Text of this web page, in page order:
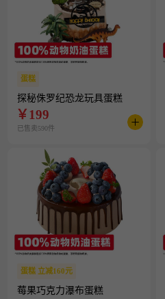
蛋糕
探秘侏罗纪恐龙玩具蛋糕
￥199
已售卖590件
蛋糕 立减160元
莓果巧克力瀑布蛋糕